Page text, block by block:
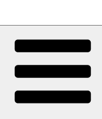
Soitamme viihdyttävää